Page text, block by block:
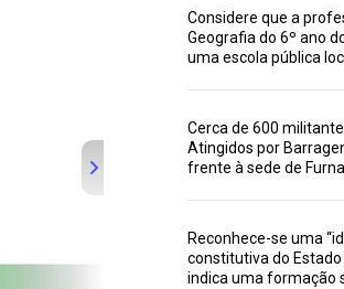
Considere que a
Geografia do 6º ano
uma escola pública
Cerca de 600
Atingidos por
frente à sede de
Reconhece-se uma
constitutiva do
indica uma formação